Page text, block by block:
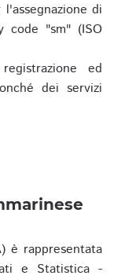
di
code "sm" (ISO
ed
dei servizi
è rappresentata
e Statistica -